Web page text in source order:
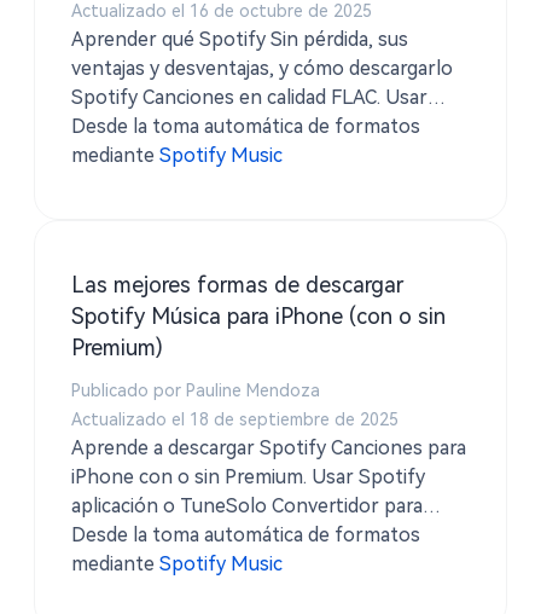
Actualizado el 16 de octubre de 2025
Aprender qué Spotify Sin pérdida, sus
ventajas y desventajas, y cómo descargarlo
Spotify Canciones en calidad FLAC. Usar
TuneSolo Spotify Conversor de música para
guardar música sin pérdidas con etiquetas
Desde la toma automática de formatos
mediante Spotify Music
Las mejores formas de descargar
Spotify Música para iPhone (con o sin
Premium)
Publicado por Pauline Mendoza
Actualizado el 18 de septiembre de 2025
Aprende a descargar Spotify Canciones para
iPhone con o sin Premium. Usar Spotify
aplicación o TuneSolo Convertidor para
guardar pistas como MP3 y disfrutar de la
reproducción sin conexión en cualquier
Desde la toma automática de formatos
mediante Spotify Music